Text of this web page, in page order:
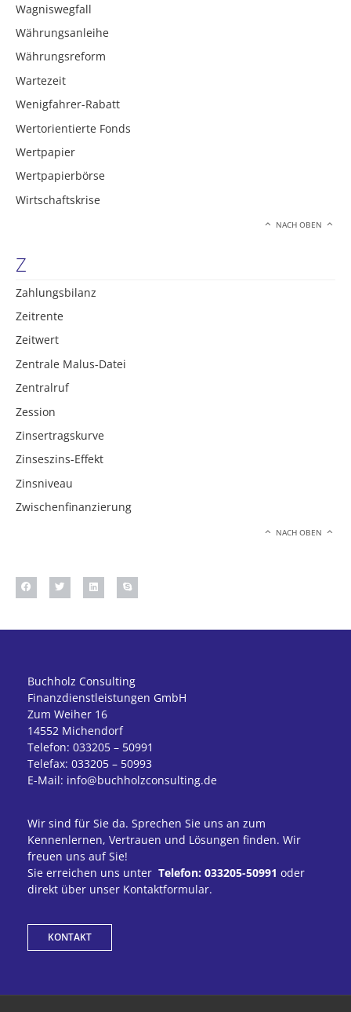
Wagniswegfall
Währungsanleihe
Währungsreform
Wartezeit
Wenigfahrer-Rabatt
Wertorientierte Fonds
Wertpapier
Wertpapierbörse
Wirtschaftskrise
NACH OBEN
Z
Zahlungsbilanz
Zeitrente
Zeitwert
Zentrale Malus-Datei
Zentralruf
Zession
Zinsertragskurve
Zinseszins-Effekt
Zinsniveau
Zwischenfinanzierung
NACH OBEN
Buchholz Consulting
Finanzdienstleistungen GmbH
Zum Weiher 16
14552 Michendorf
Telefon: 033205 – 50991
Telefax: 033205 – 50993
E-Mail: info@buchholzconsulting.de
Wir sind für Sie da. Sprechen Sie uns an zum
Kennenlernen, Vertrauen und Lösungen finden. Wir
freuen uns auf Sie!
Sie erreichen uns unter Telefon: 033205-50991 oder
direkt über unser Kontaktformular.
KONTAKT